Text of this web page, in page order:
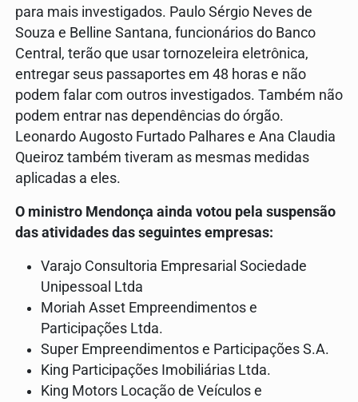
para mais investigados. Paulo Sérgio Neves de
Souza e Belline Santana, funcionários do Banco
Central, terão que usar tornozeleira eletrônica,
entregar seus passaportes em 48 horas e não
podem falar com outros investigados. Também não
podem entrar nas dependências do órgão.
Leonardo Augosto Furtado Palhares e Ana Claudia
Queiroz também tiveram as mesmas medidas
aplicadas a eles.
O ministro Mendonça ainda votou pela suspensão
das atividades das seguintes empresas:
Varajo Consultoria Empresarial Sociedade
Unipessoal Ltda
Moriah Asset Empreendimentos e
Participações Ltda.
Super Empreendimentos e Participações S.A.
King Participações Imobiliárias Ltda.
King Motors Locação de Veículos e